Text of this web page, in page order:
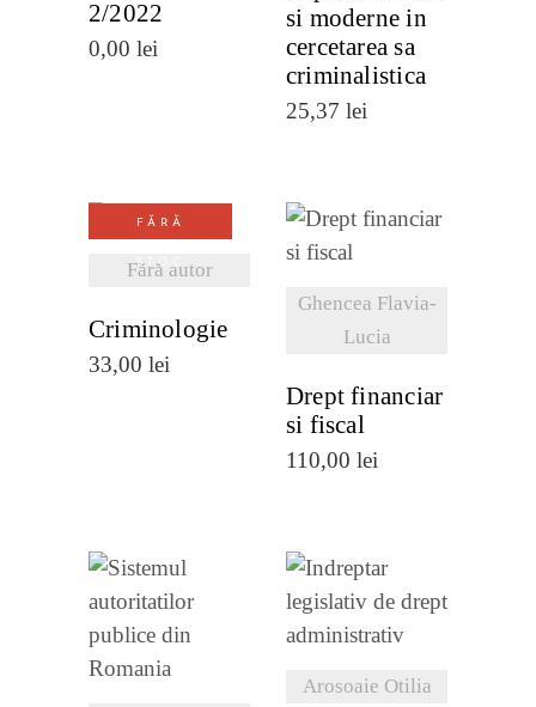
2/2022
0,00 lei
si moderne in
cercetarea sa
criminalistica
25,37 lei
FĂRĂ
STOC
Fără autor
DETALII
Criminologie
33,00 lei
Ghencea Flavia-
Lucia
VEZI
DETALII
Drept financiar
si fiscal
110,00 lei
DETALII
Arosoaie Otilia
VEZI
DETALII